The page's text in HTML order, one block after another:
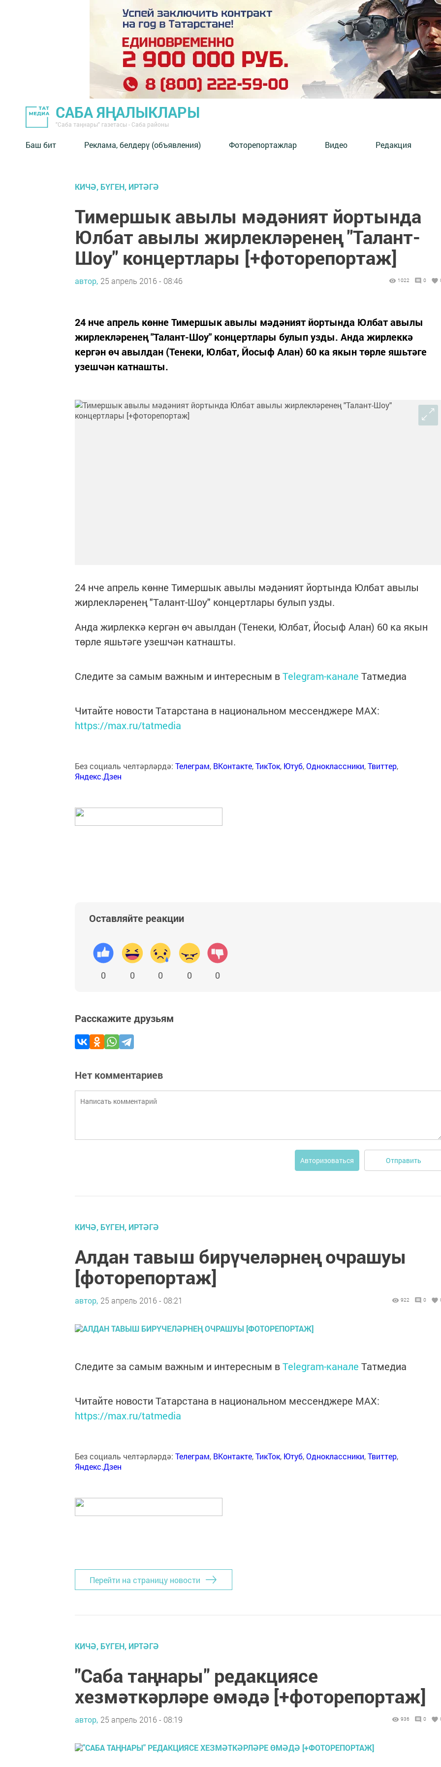
САБА ЯҢАЛЫКЛАРЫ
"Саба таңнары" газетасы - Саба районы
Баш бит Реклама, белдерү (объявления) Фоторепортажлар Видео Редакция
КИЧӘ, БҮГЕН, ИРТӘГӘ
Тимершык авылы мәдәният йортында
Юлбат авылы жирлекләренең "Талант-
Шоу" концертлары [+фоторепортаж]
автор, 25 апрель 2016 - 08:46 1022 0
24 нче апрель көнне Тимершык авылы мәдәният йортында Юлбат авылы
жирлекләренең "Талант-Шоу" концертлары булып узды. Анда жирлеккә
кергән өч авылдан (Тенеки, Юлбат, Йосыф Алан) 60 ка якын төрле яшьтәге
узешчән катнашты.
24 нче апрель көнне Тимершык авылы мәдәният йортында Юлбат авылы
жирлекләренең "Талант-Шоу" концертлары булып узды.
Анда жирлеккә кергән өч авылдан (Тенеки, Юлбат, Йосыф Алан) 60 ка якын
төрле яшьтәге узешчән катнашты.
Следите за самым важным и интересным вTelegram-канале Татмедиа
Читайте новости Татарстана в национальном мессенджере MАХ:
https://max.ru/tatmedia
Без социаль челтәрләрдә: Телеграм, ВКонтакте,ТикТок, Ютуб,Одноклассники,Твиттер,
Яндекс.Дзен
Оставляйте реакции
0 0 0 0 0
Расскажите друзьям
Нет комментариев
Авторизоваться Отправить
КИЧӘ, БҮГЕН, ИРТӘГӘ
Алдан тавыш бирүчеләрнең очрашуы
[фоторепортаж]
автор, 25 апрель 2016 - 08:21 922 0
Следите за самым важным и интересным вTelegram-канале Татмедиа
Читайте новости Татарстана в национальном мессенджере MАХ:
https://max.ru/tatmedia
Без социаль челтәрләрдә: Телеграм, ВКонтакте,ТикТок, Ютуб,Одноклассники,Твиттер,
Яндекс.Дзен
Перейти на страницу новости
КИЧӘ, БҮГЕН, ИРТӘГӘ
"Саба таңнары" редакциясе
хезмәткәрләре өмәдә [+фоторепортаж]
автор, 25 апрель 2016 - 08:19 936 0